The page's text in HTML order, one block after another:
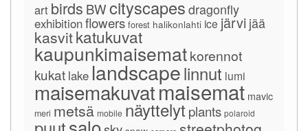
art birds BWcityscapes dragonfly
exhibitionflowers forest halikonlahti ice järvi jää
kasvitkatukuvat
kaupunkimaisematkorennot
kukat lake landscapelinnut lumi
maisemakuvatmaisemat mavic
meri metsä mobile näyttelyt plants polaroid